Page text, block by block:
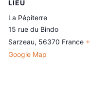
LIEU
La Pépiterre
15 rue du Bindo
Sarzeau, 56370 France +
Google Map